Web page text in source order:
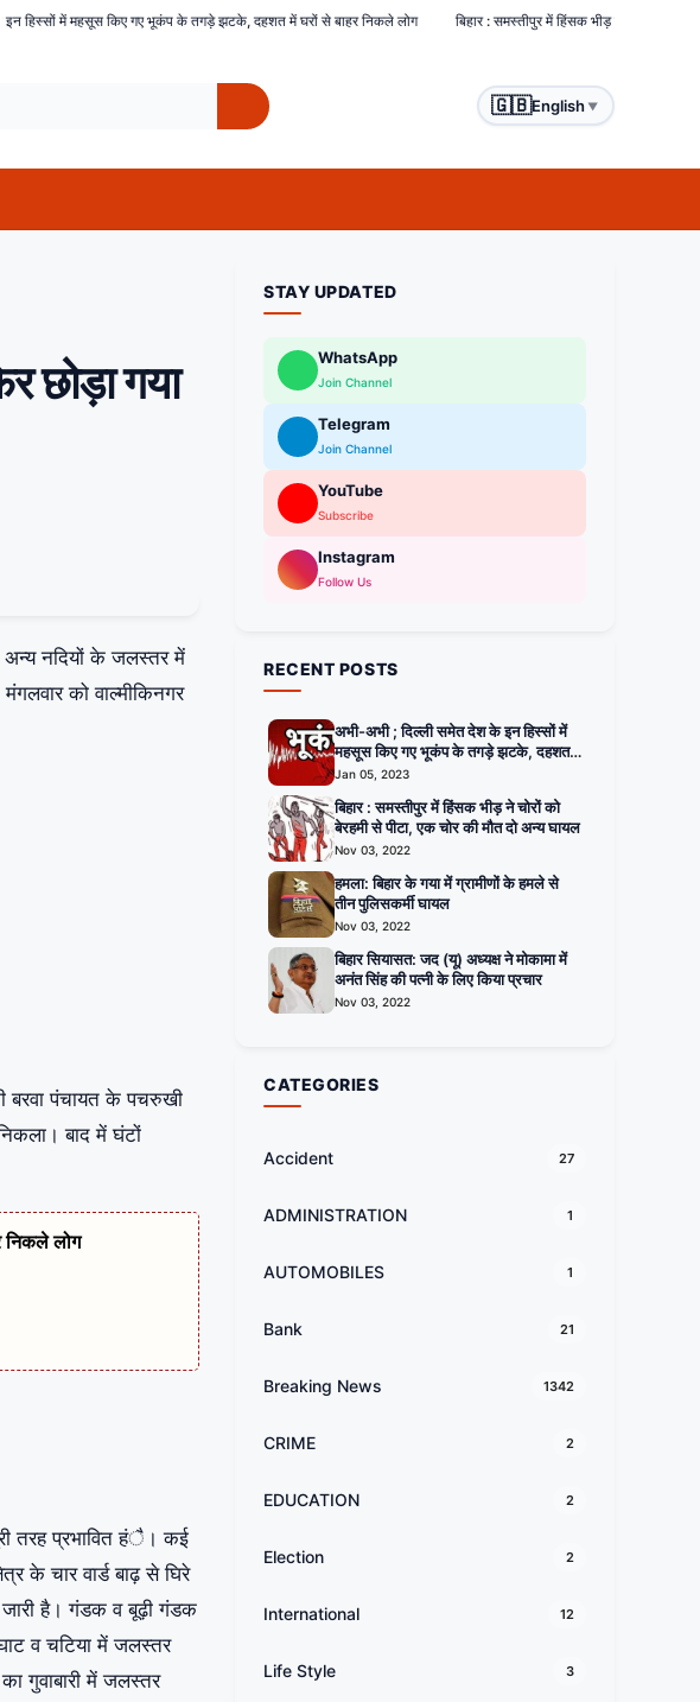
भूकंप के तगड़े झटके, दहशत में घरों से बाहर निकले लोग बिहार : समस्तीपुर में हिंसक भीड़ ने चोरों को बेरहमी से पीटा, एक चोर की मौत
🇬🇧English ▼
छोड़ा गया
अन्य नदियों के जलस्तर में
को वाल्मीकिनगर
बरवा पंचायत के पचरुखी
बाद में घंटों
निकले लोग
तरह प्रभावित हंै। कई
के चार वार्ड बाढ़ से घिरे
जारी है। गंडक व बूढ़ी गंडक
व चटिया में जलस्तर
गुवाबारी में जलस्तर
STAY UPDATED
WhatsApp
Join Channel
Telegram
Join Channel
YouTube
Subscribe
Instagram
Follow Us
RECENT POSTS
अभी-अभी ; दिल्ली समेत देश के इन हिस्सों में
महसूस किए गए भूकंप के तगड़े झटके, दहशत में
घरों से बाहर निकले लोग
Jan 05, 2023
बिहार : समस्तीपुर में हिंसक भीड़ ने चोरों को
बेरहमी से पीटा, एक चोर की मौत दो अन्य घायल
Nov 03, 2022
हमला: बिहार के गया में ग्रामीणों के हमले से
तीन पुलिसकर्मी घायल
Nov 03, 2022
बिहार सियासत: जद (यू) अध्यक्ष ने मोकामा में
अनंत सिंह की पत्नी के लिए किया प्रचार
Nov 03, 2022
CATEGORIES
Accident 27
ADMINISTRATION 1
AUTOMOBILES 1
Bank 21
Breaking News 1342
CRIME 2
EDUCATION 2
Election 2
International 12
Life Style 3